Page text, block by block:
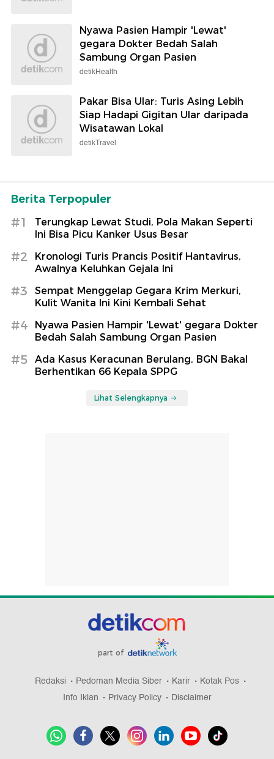
Nyawa Pasien Hampir 'Lewat'
gegara Dokter Bedah Salah
Sambung Organ Pasien
detikHealth
Pakar Bisa Ular: Turis Asing Lebih
Siap Hadapi Gigitan Ular daripada
Wisatawan Lokal
detikTravel
Berita Terpopuler
#1
Terungkap Lewat Studi, Pola Makan Seperti
Ini Bisa Picu Kanker Usus Besar
#2
Kronologi Turis Prancis Positif Hantavirus,
Awalnya Keluhkan Gejala Ini
#3
Sempat Menggelap Gegara Krim Merkuri,
Kulit Wanita Ini Kini Kembali Sehat
#4
Nyawa Pasien Hampir 'Lewat' gegara Dokter
Bedah Salah Sambung Organ Pasien
#5
Ada Kasus Keracunan Berulang, BGN Bakal
Berhentikan 66 Kepala SPPG
Lihat Selengkapnya
part of
Redaksi Pedoman Media Siber Karir
Kotak Pos
Info Iklan
Privacy Policy Disclaimer